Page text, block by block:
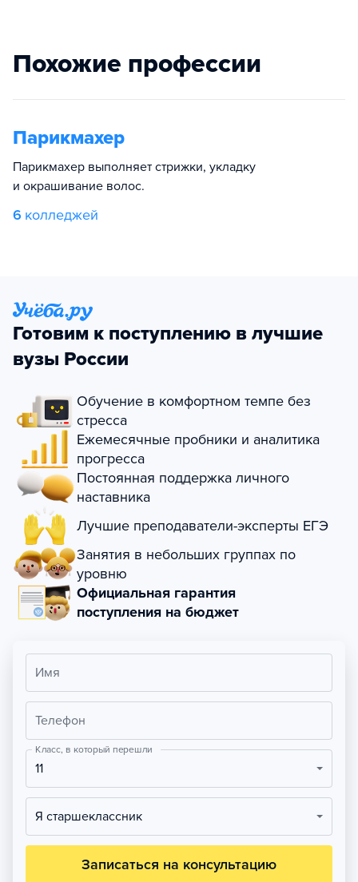
Похожие профессии
Парикмахер
Парикмахер выполняет стрижки, укладку
и окрашивание волос.
6 колледжей
Готовим к поступлению в лучшие
вузы России
Обучение в комфортном темпе без
стресса
Ежемесячные пробники и аналитика
прогресса
Постоянная поддержка личного
наставника
Лучшие преподаватели-эксперты ЕГЭ
Занятия в небольших группах по
уровню
Официальная гарантия
поступления на бюджет
Имя
Телефон
Класс, в который перешли
11
Я старшеклассник
Записаться на консультацию